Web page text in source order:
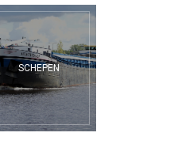
SCHEPEN